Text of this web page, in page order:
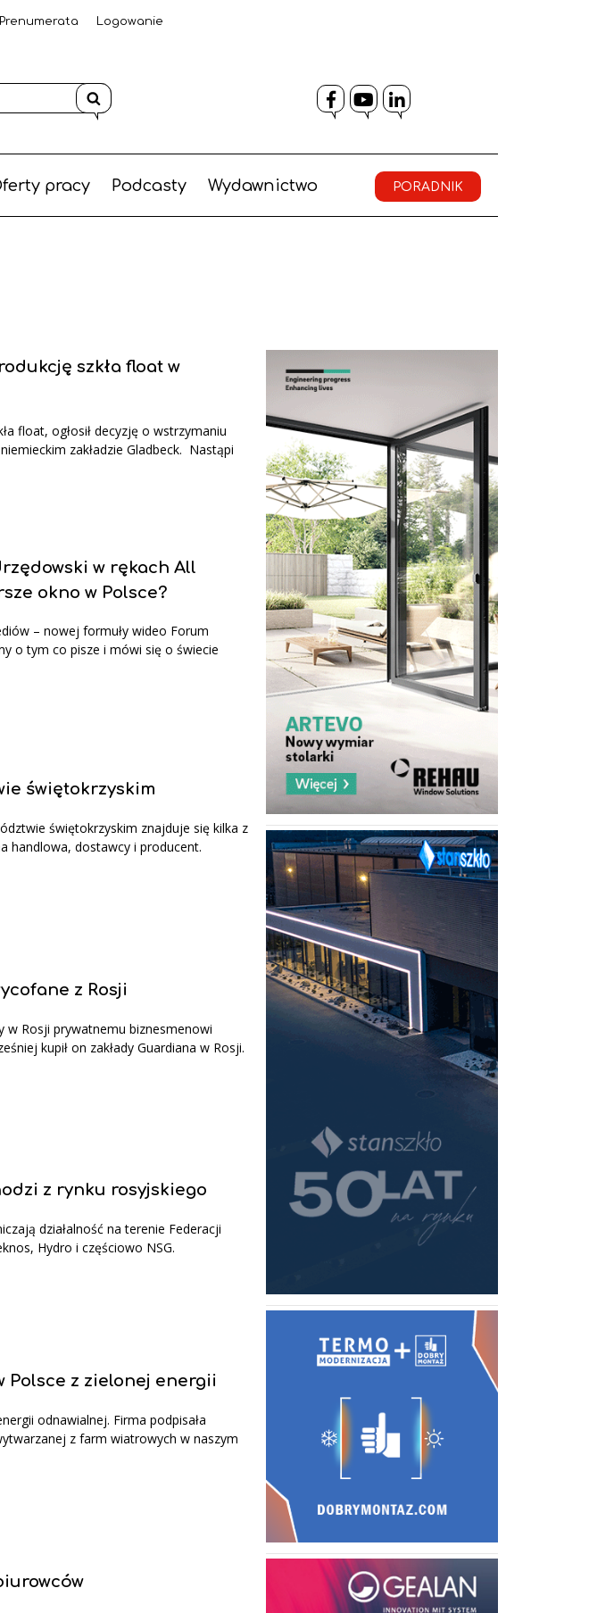
Prenumerata Logowanie
Facebook
YouTube
LinkedIn
pracy Podcasty Wydawnictwo PORADNIK
szkła float w
float, ogłosił decyzję o wstrzymaniu
zakładzie Gladbeck. Nastąpi
w rękach All
okno w Polsce?
– nowej formuły wideo Forum
o tym co pisze i mówi się o świecie
świętokrzyskim
świętokrzyskim znajduje się kilka z
handlowa, dostawcy i producent.
z Rosji
w Rosji prywatnemu biznesmenowi
kupił on zakłady Guardiana w Rosji.
z rynku rosyjskiego
działalność na terenie Federacji
Hydro i częściowo NSG.
Polsce z zielonej energii
odnawialnej. Firma podpisała
z farm wiatrowych w naszym